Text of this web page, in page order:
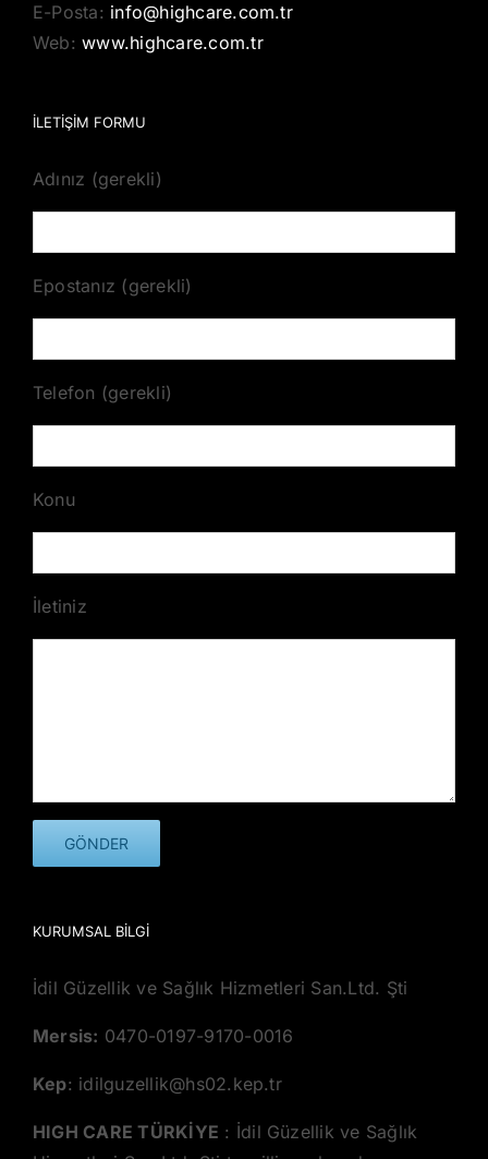
E-Posta: info@highcare.com.tr
Web:www.highcare.com.tr
İLETİŞİM FORMU
Adınız (gerekli)
Epostanız (gerekli)
Telefon (gerekli)
Konu
İletiniz
KURUMSAL BILGI
İdil Güzellik ve Sağlık Hizmetleri San.Ltd. Şti
Mersis: 0470-0197-9170-0016
Kep: idilguzellik@hs02.kep.tr
HIGH CARE TÜRKİYE : İdil Güzellik ve Sağlık